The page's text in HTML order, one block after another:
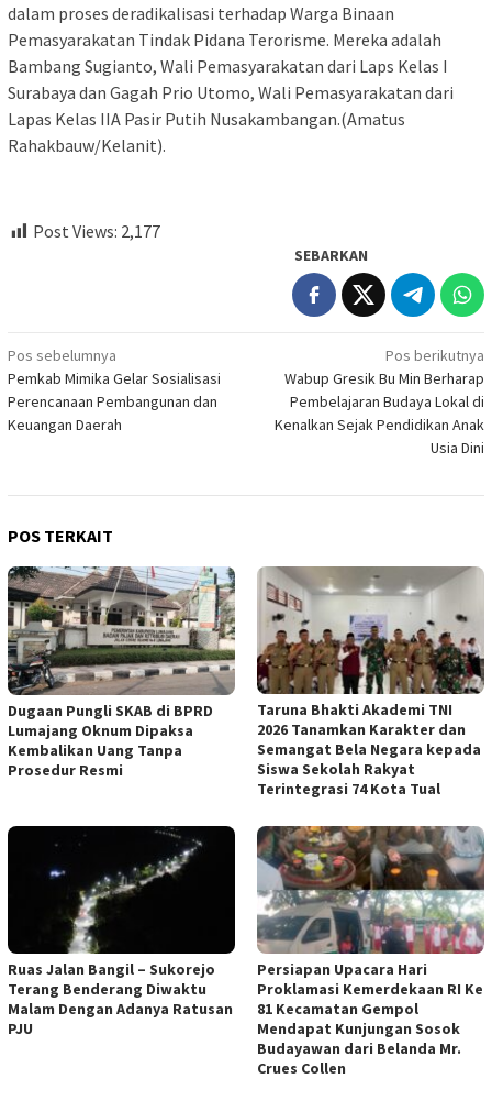
dalam proses deradikalisasi terhadap Warga Binaan
Pemasyarakatan Tindak Pidana Terorisme. Mereka adalah
Bambang Sugianto, Wali Pemasyarakatan dari Laps Kelas I
Surabaya dan Gagah Prio Utomo, Wali Pemasyarakatan dari
Lapas Kelas IIA Pasir Putih Nusakambangan.(Amatus
Rahakbauw/Kelanit).
Post Views: 2,177
SEBARKAN
Navigasi
pos
Pos sebelumnya
Pemkab Mimika Gelar Sosialisasi
Perencanaan Pembangunan dan
Keuangan Daerah
Pos berikutnya
Wabup Gresik Bu Min Berharap
Pembelajaran Budaya Lokal di
Kenalkan Sejak Pendidikan Anak
Usia Dini
POS TERKAIT
Dugaan Pungli SKAB di BPRD
Lumajang Oknum Dipaksa
Kembalikan Uang Tanpa
Prosedur Resmi
Taruna Bhakti Akademi TNI
2026 Tanamkan Karakter dan
Semangat Bela Negara kepada
Siswa Sekolah Rakyat
Terintegrasi 74 Kota Tual
Ruas Jalan Bangil – Sukorejo
Terang Benderang Diwaktu
Malam Dengan Adanya Ratusan
PJU
Persiapan Upacara Hari
Proklamasi Kemerdekaan RI Ke
81 Kecamatan Gempol
Mendapat Kunjungan Sosok
Budayawan dari Belanda Mr.
Crues Collen